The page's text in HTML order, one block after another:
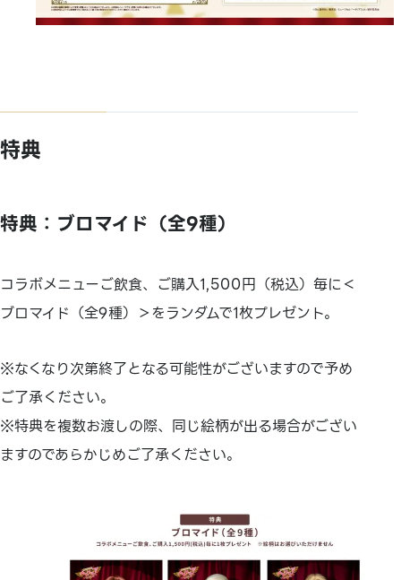
特典
特典：ブロマイド（全9種）
コラボメニューご飲食、ご購入1,500円（税込）毎に＜
ブロマイド（全9種）＞をランダムで1枚プレゼント。
※なくなり次第終了となる可能性がございますので予め
ご了承ください。
※特典を複数お渡しの際、同じ絵柄が出る場合がござい
ますのであらかじめご了承ください。